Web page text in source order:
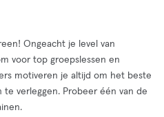
Ongeacht je level van
voor top groepslessen en
motiveren je altijd om het beste
verleggen. Probeer één van de